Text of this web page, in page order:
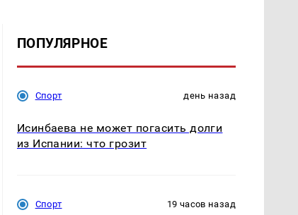
ПОПУЛЯРНОЕ
Спорт день назад
Исинбаева не может погасить долги
из Испании: что грозит
Спорт 19 часов назад